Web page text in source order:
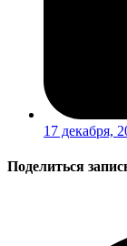
17 декабря,
Поделиться